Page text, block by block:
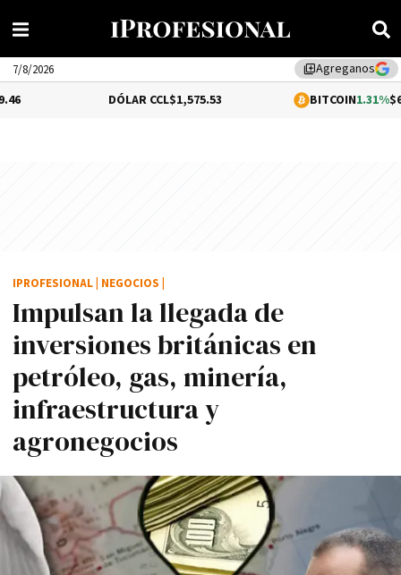
library_addAgreganos
7/8/2026
$1,575.53 1.31%$65,123.35
Impulsan la llegada de
inversiones británicas en
petróleo, gas, minerí­a,
infraestructura y
agronegocios
IPROFESIONAL NEGOCIOS